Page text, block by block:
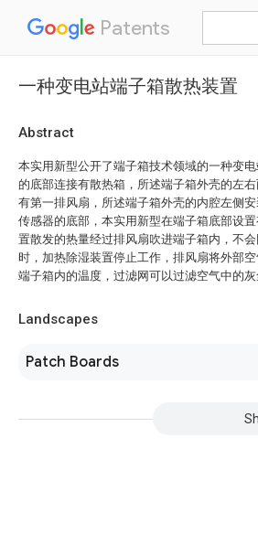
Patents
一种变电站端子箱散热装置
Abstract
本实用新型公开了端子箱技术领域的一种变
的底部连接有散热箱，所述端子箱外壳的左
有第一排风扇，所述端子箱外壳的内腔左侧
传感器的底部，本实用新型在端子箱底部设
置散发的热量经过排风扇吹进端子箱内，不
时，加热除湿装置停止工作，排风扇将外部
端子箱内的温度，过滤网可以过滤空气中的灰
Landscapes
Patch Boards